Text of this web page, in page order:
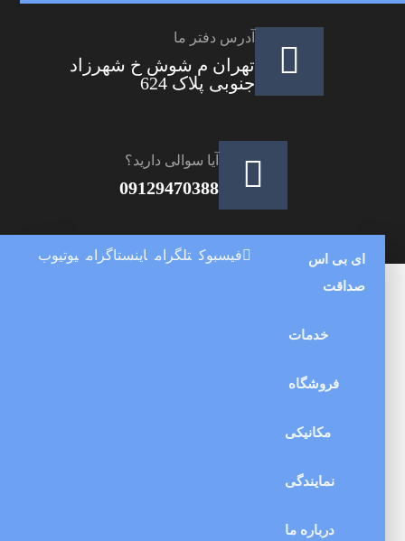
آدرس دفتر ما
تهران م شوش خ شهرزاد
جنوبی پلاک 624
آیا سوالی دارید؟
09129470388
ای بی اس
صداقت
خدمات
فروشگاه
مکانیکی
نمایندگی
درباره ما
فیسبوک تلگرام اینستاگرام یوتیوب